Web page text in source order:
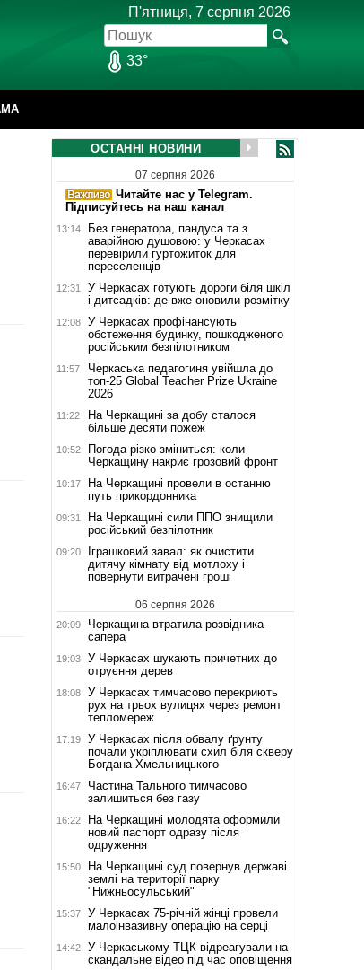
П'ятниця, 7 серпня 2026
33°
ОСТАННІ НОВИНИ
07 серпня 2026
Читайте нас у Telegram.
Підписуйтесь на наш канал
13:14
Без генератора, пандуса та з
аварійною душовою: у Черкасах
перевірили гуртожиток для
переселенців
12:31
У Черкасах готують дороги біля шкіл
і дитсадків: де вже оновили розмітку
12:08
У Черкасах профінансують
обстеження будинку, пошкодженого
російським безпілотником
11:57
Черкаська педагогиня увійшла до
топ-25 Global Teacher Prize Ukraine
2026
11:22
На Черкащині за добу сталося
більше десяти пожеж
10:52
Погода різко зміниться: коли
Черкащину накриє грозовий фронт
10:17
На Черкащині провели в останню
путь прикордонника
09:31
На Черкащині сили ППО знищили
російський безпілотник
09:20
Іграшковий завал: як очистити
дитячу кімнату від мотлоху і
повернути витрачені гроші
06 серпня 2026
20:09
Черкащина втратила розвідника-
сапера
19:03
У Черкасах шукають причетних до
отруєння дерев
18:08
У Черкасах тимчасово перекриють
рух на трьох вулицях через ремонт
тепломереж
17:19
У Черкасах після обвалу ґрунту
почали укріплювати схил біля скверу
Богдана Хмельницького
16:47
Частина Тального тимчасово
залишиться без газу
16:22
На Черкащині молодята оформили
новий паспорт одразу після
одруження
15:50
На Черкащині суд повернув державі
землі на території парку
"Нижньосульський"
15:37
У Черкасах 75-річній жінці провели
малоінвазивну операцію на серці
14:42
У Черкаському ТЦК відреагували на
скандальне відео під час оповіщення